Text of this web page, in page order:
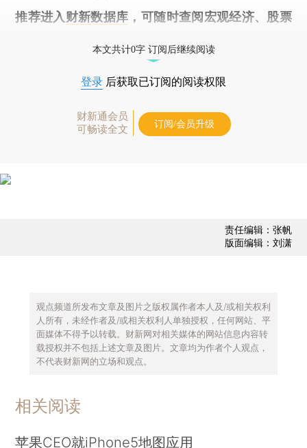
推荐进入 财新数据库 ，可随时查阅宏观经济、股票
本文共计0字 订阅后继续阅读
登录 后获取已订阅的阅读权限
财新通会员
可畅读全文
订阅/会员升级
责任编辑：张帆
版面编辑：刘潇
观点频道所发布文章及图片之版权属作者本人及/或相关权利
人所有，未经作者及/或相关权利人单独授权，任何网站、平
面媒体不得予以转载。财新网对相关媒体的网站信息内容转
载授权并不包括上述文章及图片。文章均为作者个人观点，
不代表财新网的立场和观点。
相关阅读
苹果CEO就iPhone5地图应用